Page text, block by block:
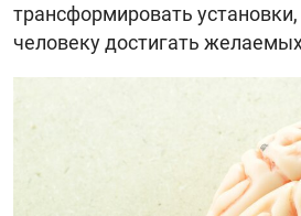
трансформировать
человеку достигать